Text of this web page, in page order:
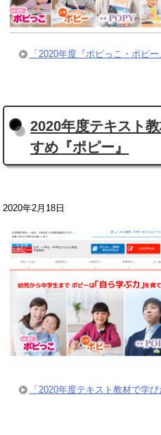
「2020年度『ポピっこ・ポピ
2020年度テキスト
すめ『ポピー』
2020年2月18日
「2020年度テキスト教材で学